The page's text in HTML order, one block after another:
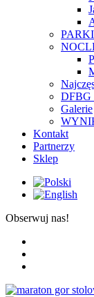
DFBG
Galerie
Kontakt
Partnerzy
Sklep
Obserwuj nas!